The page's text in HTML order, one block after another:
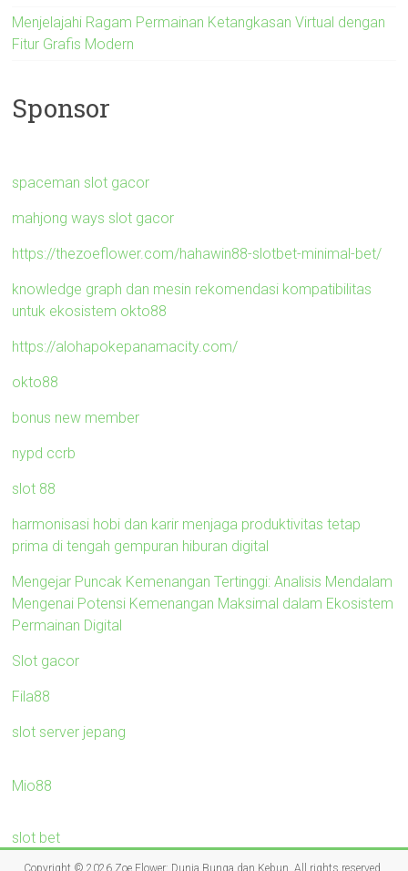
Menjelajahi Ragam Permainan Ketangkasan Virtual dengan
Fitur Grafis Modern
Sponsor
spaceman slot gacor
mahjong ways slot gacor
https://thezoeflower.com/hahawin88-slotbet-minimal-bet/
knowledge graph dan mesin rekomendasi kompatibilitas
untuk ekosistem okto88
https://alohapokepanamacity.com/
okto88
bonus new member
nypd ccrb
slot 88
harmonisasi hobi dan karir menjaga produktivitas tetap
prima di tengah gempuran hiburan digital
Mengejar Puncak Kemenangan Tertinggi: Analisis Mendalam
Mengenai Potensi Kemenangan Maksimal dalam Ekosistem
Permainan Digital
Slot gacor
Fila88
slot server jepang
Mio88
slot bet
Copyright © 2026 Zoe Flower: Dunia Bunga dan Kebun . All rights reserved.